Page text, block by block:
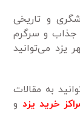
و تاریخی
جذاب و سرگرم
یزد می‌توانید
به مقالات
خرید یزد و